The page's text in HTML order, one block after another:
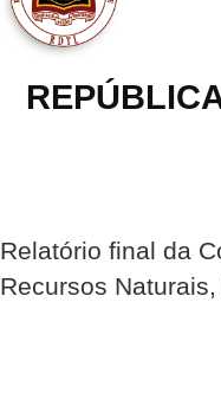
Relatório final da
Recursos